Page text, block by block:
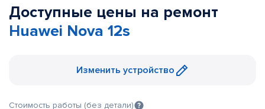
Доступные цены на ремонт
Huawei Nova 12s
Изменить устройство
Стоимость работы (без детали)